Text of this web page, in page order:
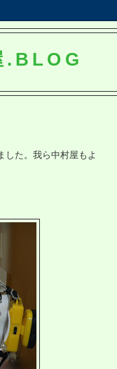
.BLOG
した。我ら中村屋もよ